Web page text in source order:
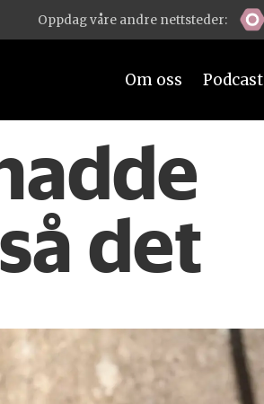
Oppdag våre andre nettsteder:
Om oss Podcast
det